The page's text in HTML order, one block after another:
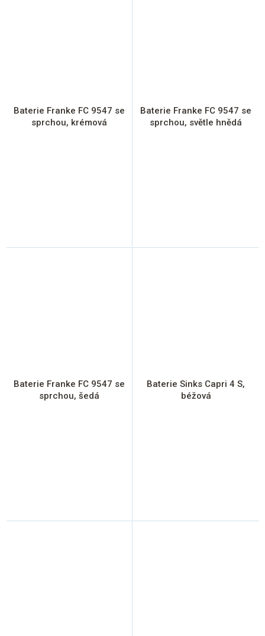
Baterie Franke FC 9547 se
sprchou, krémová
Baterie Franke FC 9547 se
sprchou, světle hnědá
Baterie Franke FC 9547 se
sprchou, šedá
Baterie Sinks Capri 4 S,
béžová